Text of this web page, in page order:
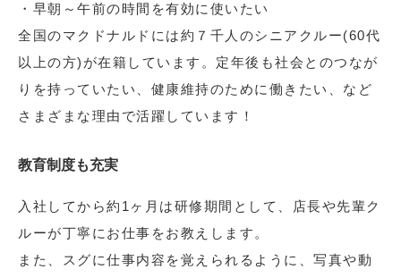
・早朝～午前の時間を有効に使いたい
全国のマクドナルドには約７千人のシニアクルー(60代
以上の方)が在籍しています。定年後も社会とのつなが
りを持っていたい、健康維持のために働きたい、など
さまざまな理由で活躍しています！
教育制度も充実
入社してから約1ヶ月は研修期間として、店長や先輩ク
ルーが丁寧にお仕事をお教えします。
また、スグに仕事内容を覚えられるように、写真や動